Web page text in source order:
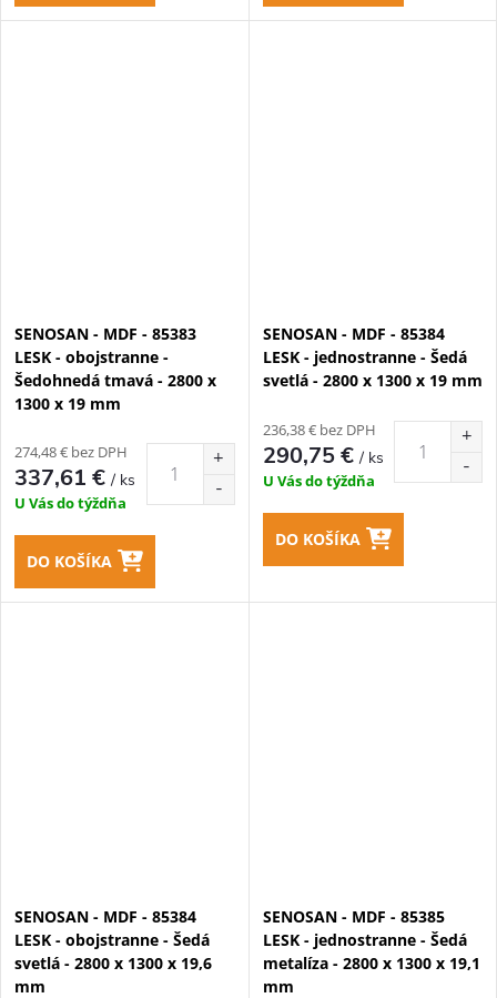
SENOSAN - MDF - 85383
LESK - obojstranne -
Šedohnedá tmavá - 2800 x
1300 x 19 mm
274,48 € bez DPH
337,61 €/ ks
U Vás do týždňa
DO KOŠÍKA
SENOSAN - MDF - 85384
LESK - jednostranne - Šedá
svetlá - 2800 x 1300 x 19 mm
236,38 € bez DPH
290,75 €/ ks
U Vás do týždňa
DO KOŠÍKA
SENOSAN - MDF - 85384
LESK - obojstranne - Šedá
svetlá - 2800 x 1300 x 19,6
mm
SENOSAN - MDF - 85385
LESK - jednostranne - Šedá
metalíza - 2800 x 1300 x 19,1
mm